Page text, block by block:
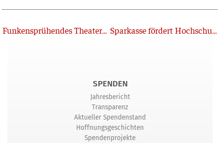
Zurück Funkensprühendes Theaterstück über Missionsgeschichte Sparkasse fördert Hochschule Liebenzell
SPENDEN
Jahresbericht
Transparenz
Aktueller Spendenstand
Hoffnungsgeschichten
Spendenprojekte